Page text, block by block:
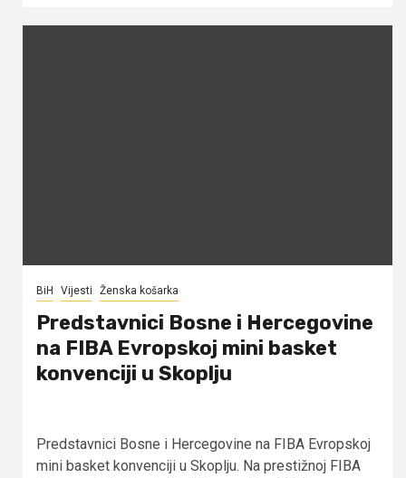
BiH Vijesti Ženska košarka
Predstavnici Bosne i Hercegovine
na FIBA Evropskoj mini basket
konvenciji u Skoplju
Predstavnici Bosne i Hercegovine na FIBA Evropskoj
mini basket konvenciji u Skoplju. Na prestižnoj FIBA